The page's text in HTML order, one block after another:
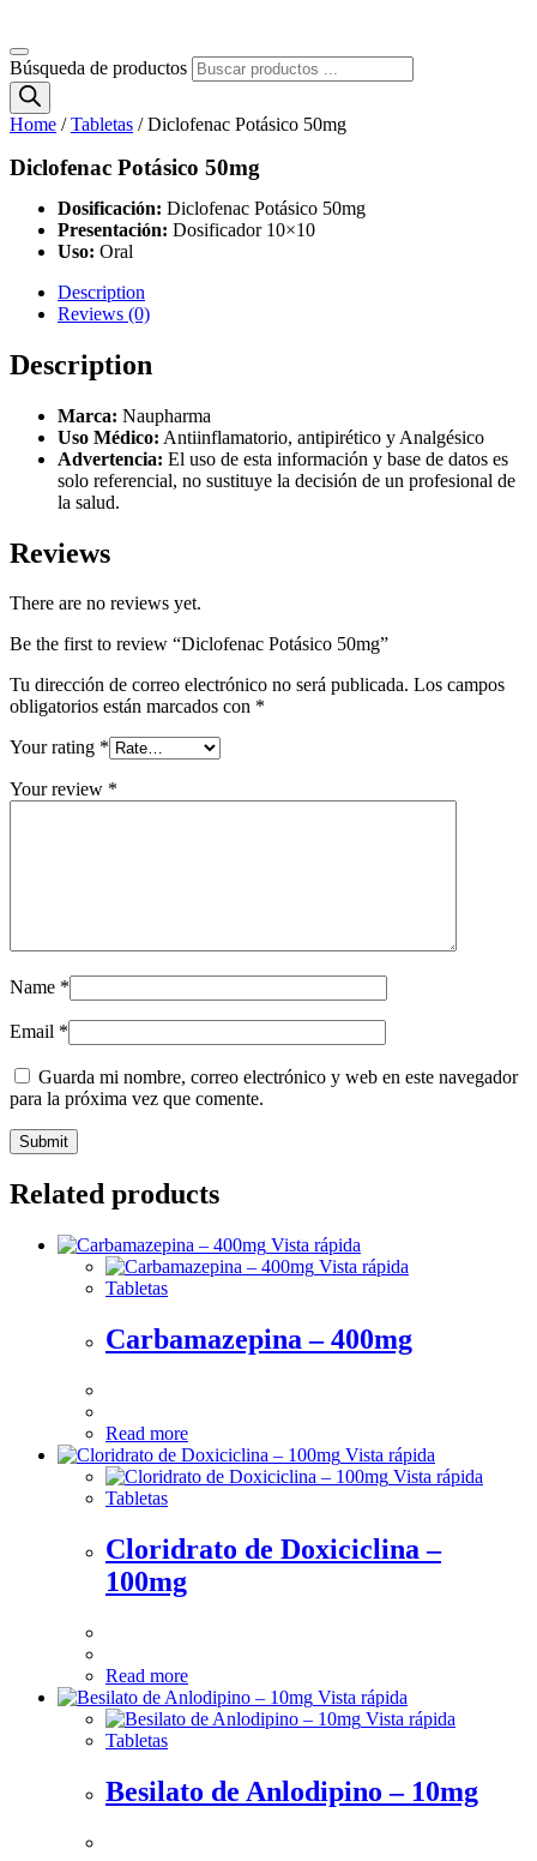
Búsqueda de productos
Home /Tabletas / Diclofenac Potásico 50mg
Diclofenac Potásico 50mg
Dosificación: Diclofenac Potásico 50mg
Presentación: Dosificador 10×10
Uso: Oral
Description
Reviews (0)
Description
Marca: Naupharma
Uso Médico: Antiinflamatorio, antipirético y Analgésico
Advertencia: El uso de esta información y base de datos es
solo referencial, no sustituye la decisión de un profesional de
la salud.
Reviews
There are no reviews yet.
Be the first to review “Diclofenac Potásico 50mg”
Tu dirección de correo electrónico no será publicada. Los campos
obligatorios están marcados con *
Your rating *
Your review *
Name *
Email *
Guarda mi nombre, correo electrónico y web en este navegador
para la próxima vez que comente.
Related products
Vista rápida
Vista rápida
Tabletas
Carbamazepina – 400mg
Read more
Vista rápida
Vista rápida
Tabletas
Cloridrato de Doxiciclina –
100mg
Read more
Vista rápida
Vista rápida
Tabletas
Besilato de Anlodipino – 10mg